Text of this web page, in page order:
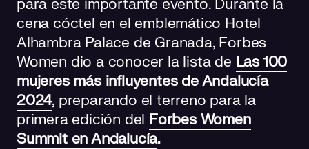
para este importante evento. Durante la
cena cóctel en el emblemático Hotel
Alhambra Palace de Granada, Forbes
Women dio a conocer la lista de Las 100
mujeres más influyentes de Andalucía
2024, preparando el terreno para la
primera edición del Forbes Women
Summit en Andalucía.